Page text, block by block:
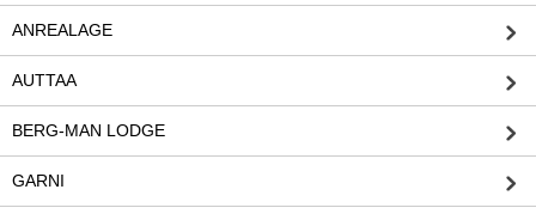
ANREALAGE
AUTTAA
BERG-MAN LODGE
GARNI